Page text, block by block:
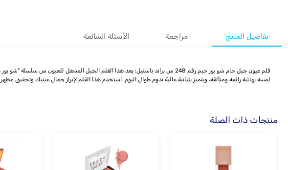
تفاصيل المنتج مراجعة الأسئلة الشائعة
لمسة نهائية رائعة ومتألقة، ويتميز بثباتية عالية تدوم طوال اليوم. استخدم هذا القلم لإبراز جمال عينيك وتحقيق
منتجات ذات الصلة